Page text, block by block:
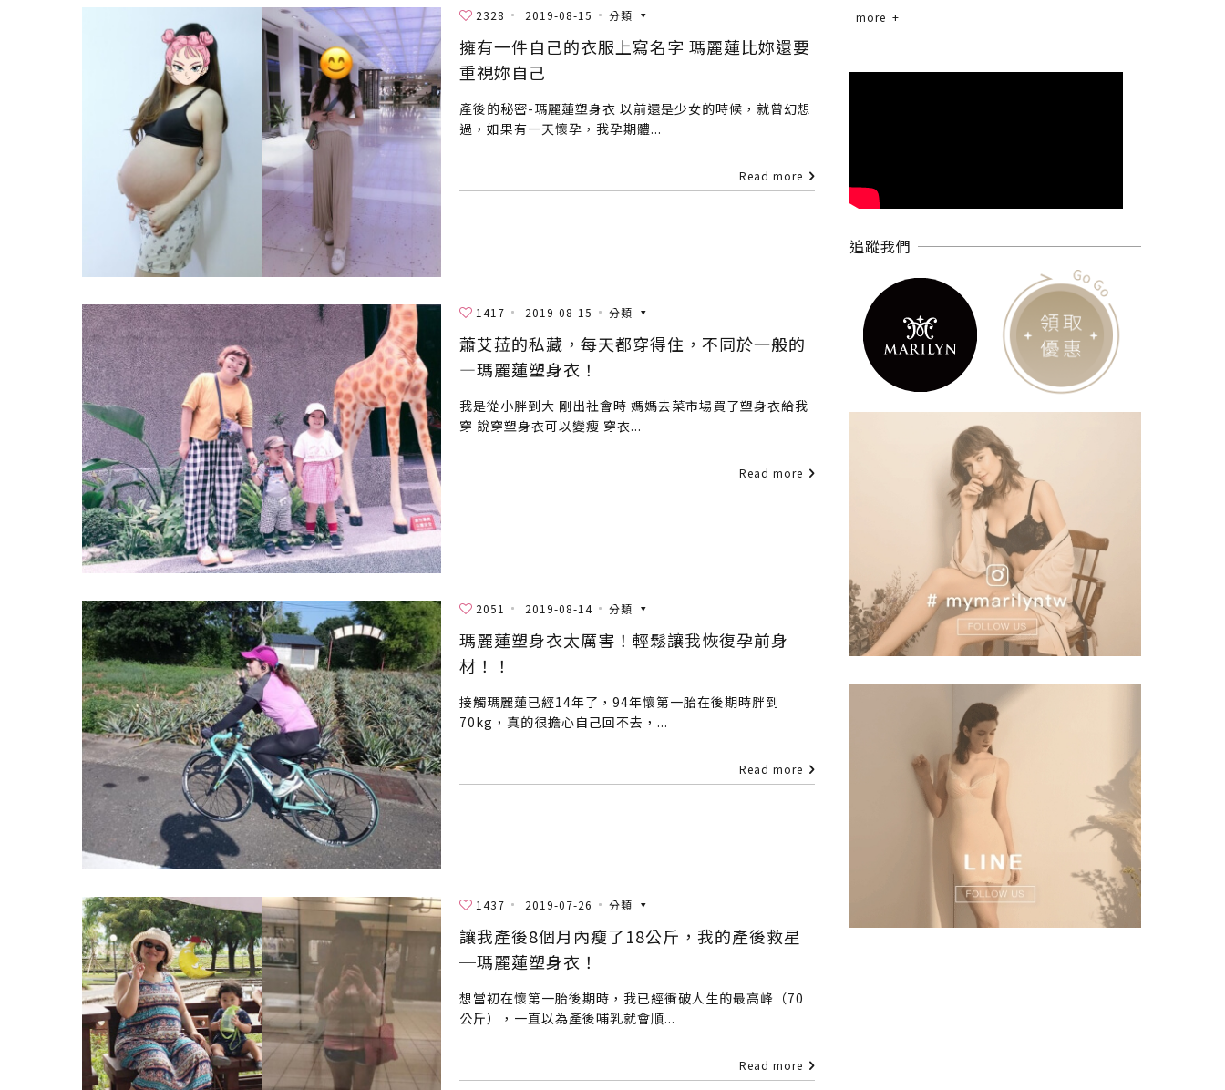
2328 2019-08-15 分類
擁有一件自己的衣服上寫名字 瑪麗蓮比妳還要
重視妳自己
產後的秘密-瑪麗蓮塑身衣 以前還是少女的時候，就曾幻想
過，如果有一天懷孕，我孕期體...
Read more
1417 2019-08-15 分類
蕭艾菈的私藏，每天都穿得住，不同於一般的
—瑪麗蓮塑身衣！
我是從小胖到大 剛出社會時 媽媽去菜市場買了塑身衣給我
穿 說穿塑身衣可以變瘦 穿衣...
Read more
2051 2019-08-14 分類
瑪麗蓮塑身衣太厲害！輕鬆讓我恢復孕前身
材！！
接觸瑪麗蓮已經14年了，94年懷第一胎在後期時胖到
70kg，真的很擔心自己回不去，...
Read more
1437 2019-07-26 分類
讓我產後8個月內瘦了18公斤，我的產後救星
─瑪麗蓮塑身衣！
想當初在懷第一胎後期時，我已經衝破人生的最高峰（70
公斤），一直以為產後哺乳就會順...
Read more
more
追蹤我們